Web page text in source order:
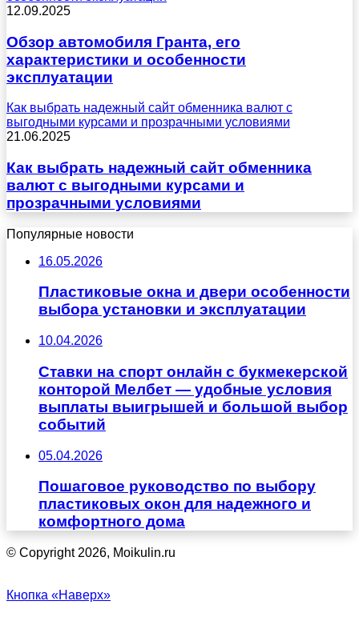
12.09.2025
Обзор автомобиля Гранта, его
характеристики и особенности
эксплуатации
Как выбрать надежный сайт обменника валют с
выгодными курсами и прозрачными условиями
21.06.2025
Как выбрать надежный сайт обменника
валют с выгодными курсами и
прозрачными условиями
Популярные новости
16.05.2026
Пластиковые окна и двери особенности
выбора установки и эксплуатации
10.04.2026
Ставки на спорт онлайн с букмекерской
конторой Мелбет — удобные условия
выплаты выигрышей и большой выбор
событий
05.04.2026
Пошаговое руководство по выбору
пластиковых окон для надежного и
комфортного дома
© Copyright 2026, Moikulin.ru
Кнопка «Наверх»